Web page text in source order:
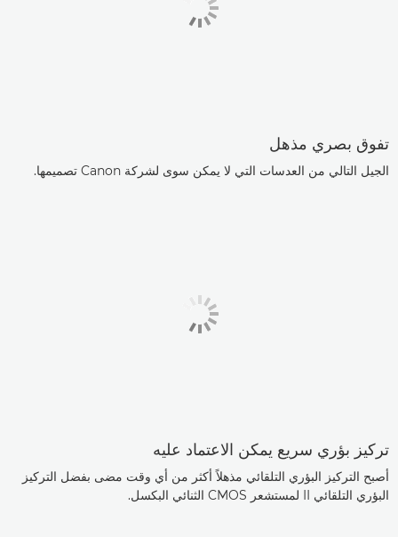
تفوق بصري مذهل
الجيل التالي من العدسات التي لا يمكن سوى لشركة Canon تصميمها.
تركيز بؤري سريع يمكن الاعتماد عليه
أصبح التركيز البؤري التلقائي مذهلاً أكثر من أي وقت مضى بفضل التركيز
البؤري التلقائي II لمستشعر CMOS الثنائي البكسل.